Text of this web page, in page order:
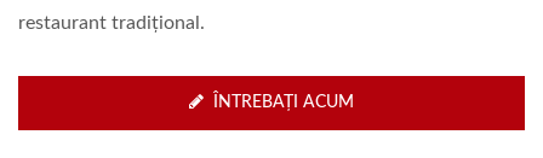
restaurant tradițional.
ÎNTREBAȚI ACUM